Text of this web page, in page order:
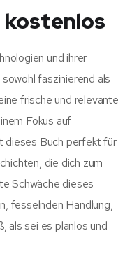
und ihrer
faszinierend als
frische und relevante
Fokus auf
dieses Buch perfekt für
die dich zum
Schwäche dieses
fesselnden Handlung,
als sei es planlos und